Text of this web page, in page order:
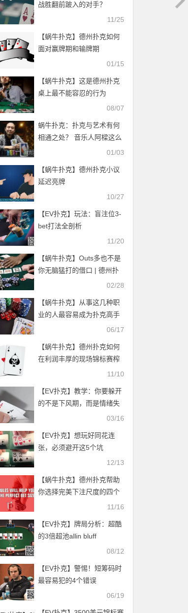
战胜翻前跛入的对手？
11/25
【蜗牛扑克】德州扑克如何
面对赢牌期和输牌期
01/15
【蜗牛扑克】这是德州扑克
桌上最不能容忍的行为
08/07
蜗牛扑克：扑克与艺术有何
相通之处？ 音乐人阿樑这么
01/03
【蜗牛扑克】德州扑克小议
延迟亮牌
10/27
【EV扑克】玩法：盲注位3-
bet打法全剖析
11/20
【蜗牛扑克】Outs多也不是
你无脑猛打的借口 | 德州扑
02/28
【蜗牛扑克】从事这几种职
业的人最容易成为扑克高手
06/17
【蜗牛扑克】德州扑克如何
在利润丰厚的现场锦标赛榨
11/10
【EV扑克】教学：你要躲开
的不是下风期，而是情绪失
03/16
【EV扑克】想玩好同花连
张，必须避开这5个坑
12/13
【蜗牛扑克】德州扑克帮助
你选择完美下注尺度的四个
11/16
【EV扑克】牌局分析：超酷
的3倍超池allin bluff
08/12
【EV扑克】警惕！短筹码时
最容易犯的4个错误
06/19